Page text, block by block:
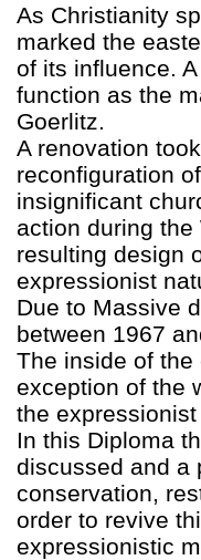
As Christianity
marked the
of its influence.
function as the
Goerlitz.
A renovation
reconfiguration
insignificant
action during the
resulting design
expressionist
Due to Massive
between 1967
The inside of
exception of the
the
In this Diploma
discussed and a
conservation,
order to revive
expressionistic